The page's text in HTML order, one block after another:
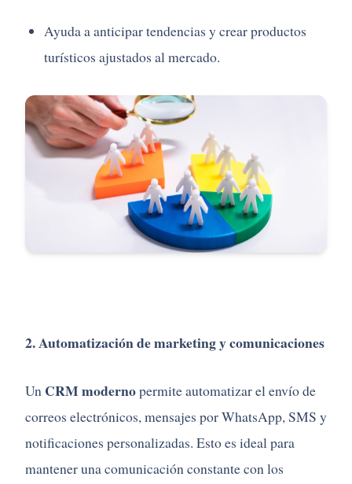
Ayuda a anticipar tendencias y crear productos
turísticos ajustados al mercado.
2. Automatización de marketing y comunicaciones
Un CRM modernopermite automatizar el envío de
correos electrónicos, mensajes por WhatsApp, SMS y
notificaciones personalizadas. Esto es ideal para
mantener una comunicación constante con los